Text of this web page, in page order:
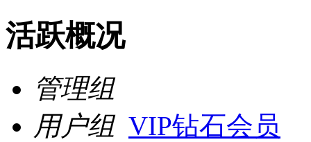
活跃概况
管理组
用户组 VIP钻石会员